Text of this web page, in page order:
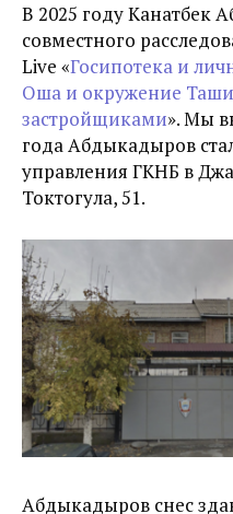
В 2025 году Канатбек
совместного
Live «Госипотека и
Оша и окружение
застройщиками». Мы
года Абдыкадыров
управления ГКНБ в
Токтогула, 51.
Абдыкадыров снес